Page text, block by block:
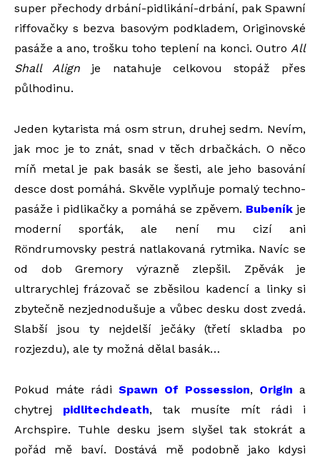
super přechody drbání-pidlikání-drbání, pak Spawní
riffovačky s bezva basovým podkladem, Originovské
pasáže a ano, trošku toho teplení na konci. Outro All
Shall Align je natahuje celkovou stopáž přes
půlhodinu.
Jeden kytarista má osm strun, druhej sedm. Nevím,
jak moc je to znát, snad v těch drbačkách. O něco
míň metal je pak basák se šesti, ale jeho basování
desce dost pomáhá. Skvěle vyplňuje pomalý techno-
pasáže i pidlikačky a pomáhá se zpěvem. Bubeník je
moderní sporťák, ale není mu cizí ani
Röndrumovsky pestrá natlakovaná rytmika. Navíc se
od dob Gremory výrazně zlepšil. Zpěvák je
ultrarychlej frázovač se zběsilou kadencí a linky si
zbytečně nezjednodušuje a vůbec desku dost zvedá.
Slabší jsou ty nejdelší ječáky (třetí skladba po
rozjezdu), ale ty možná dělal basák…
Pokud máte rádi Spawn Of Possession, Origin a
chytrej pidlitechdeath, tak musíte mít rádi i
Archspire. Tuhle desku jsem slyšel tak stokrát a
pořád mě baví. Dostává mě podobně jako kdysi